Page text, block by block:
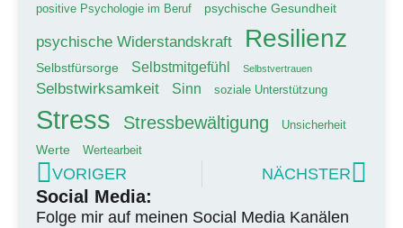
positive Psychologie im Beruf psychische Gesundheit
psychische Widerstandskraft Resilienz
Selbstfürsorge Selbstmitgefühl Selbstvertrauen
Selbstwirksamkeit Sinn soziale Unterstützung
Stress Stressbewältigung Unsicherheit
Werte Wertearbeit
VORIGER NÄCHSTER
Social Media:
Folge mir auf meinen Social Media Kanälen